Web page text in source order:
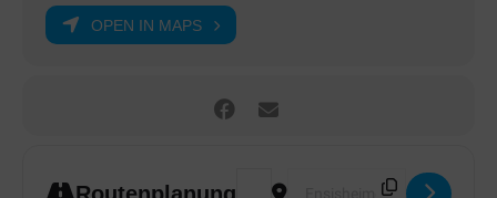
OPEN IN MAPS
Address - HBTG-Turnfest 2025 in
Destination Address -